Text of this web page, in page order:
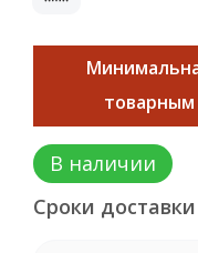
В наличии
Сроки